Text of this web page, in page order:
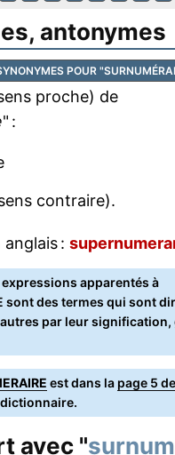
antonymes
POUR
proche) de
" :
contraire).
:
apparentés à
sont des termes qui sont
par leur signification,
est dans la page 5
avec "